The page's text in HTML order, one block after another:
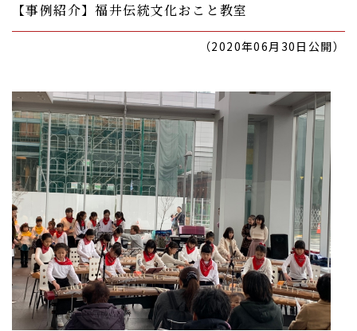
【事例紹介】福井伝統文化おこと教室
（2020年06月30日公開）